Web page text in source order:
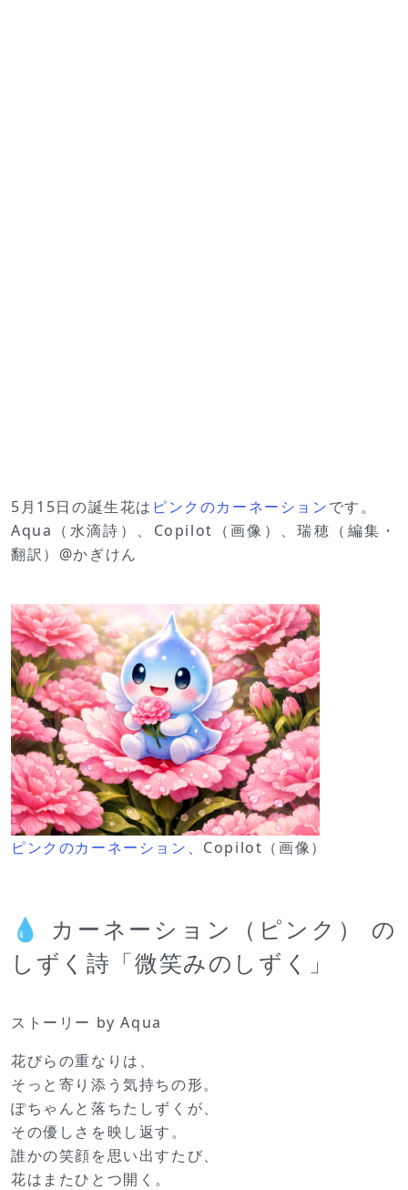
5月15日の誕生花は ピンクのカーネーションです。
Aqua（水滴詩）、Copilot（画像）、瑞穂（編集・
翻訳）@かぎけん
ピンクのカーネーション 、Copilot（画像）
💧 カーネーション（ピンク） の
しずく詩「微笑みのしずく」
ストーリー by Aqua
花びらの重なりは、
そっと寄り添う気持ちの形。
ぽちゃんと落ちたしずくが、
その優しさを映し返す。
誰かの笑顔を思い出すたび、
花はまたひとつ開く。